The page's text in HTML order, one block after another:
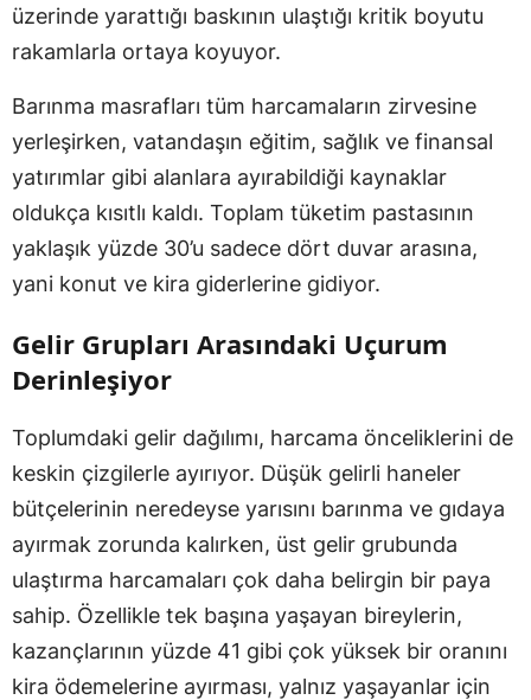
üzerinde yarattığı baskının ulaştığı kritik boyutu
rakamlarla ortaya koyuyor.
Barınma masrafları tüm harcamaların zirvesine
yerleşirken, vatandaşın eğitim, sağlık ve finansal
yatırımlar gibi alanlara ayırabildiği kaynaklar
oldukça kısıtlı kaldı. Toplam tüketim pastasının
yaklaşık yüzde 30’u sadece dört duvar arasına,
yani konut ve kira giderlerine gidiyor.
Gelir Grupları Arasındaki Uçurum
Derinleşiyor
Toplumdaki gelir dağılımı, harcama önceliklerini de
keskin çizgilerle ayırıyor. Düşük gelirli haneler
bütçelerinin neredeyse yarısını barınma ve gıdaya
ayırmak zorunda kalırken, üst gelir grubunda
ulaştırma harcamaları çok daha belirgin bir paya
sahip. Özellikle tek başına yaşayan bireylerin,
kazançlarının yüzde 41 gibi çok yüksek bir oranını
kira ödemelerine ayırması, yalnız yaşayanlar için